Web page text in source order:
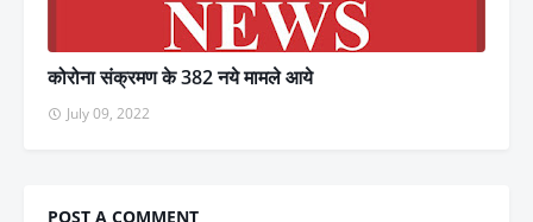
कोरोना संक्रमण के 382 नये मामले आये
July 09, 2022
POST A COMMENT